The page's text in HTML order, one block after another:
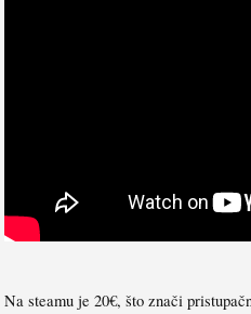
Na steamu je 20€, što znači